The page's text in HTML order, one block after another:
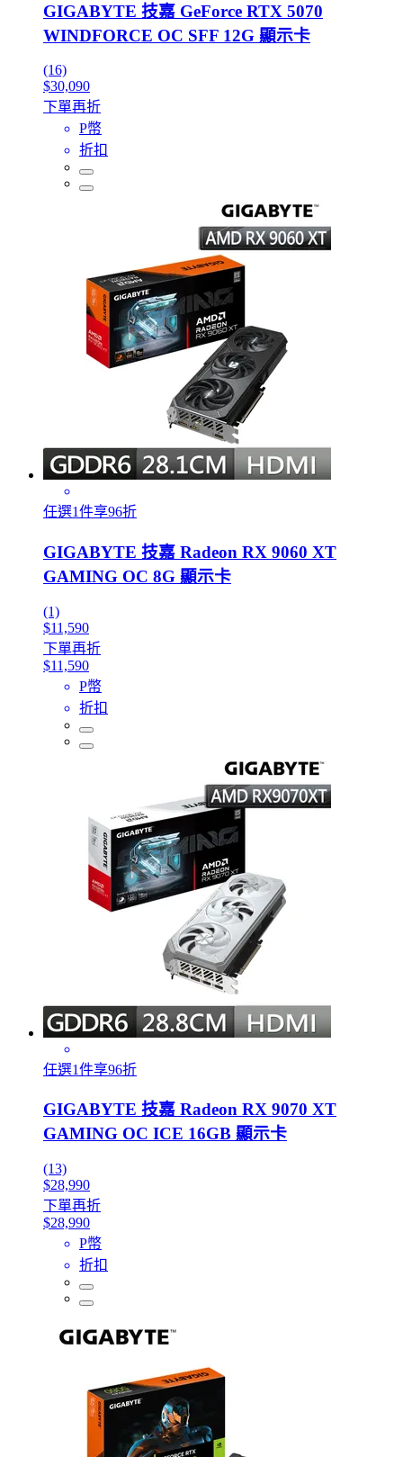
GIGABYTE 技嘉 GeForce RTX 5070
WINDFORCE OC SFF 12G 顯示卡
(16)
$30,090
下單再折
P幣
折扣
任選1件享96折
GIGABYTE 技嘉 Radeon RX 9060 XT
GAMING OC 8G 顯示卡
(1)
$11,590
下單再折
$11,590
P幣
折扣
任選1件享96折
GIGABYTE 技嘉 Radeon RX 9070 XT
GAMING OC ICE 16GB 顯示卡
(13)
$28,990
下單再折
$28,990
P幣
折扣